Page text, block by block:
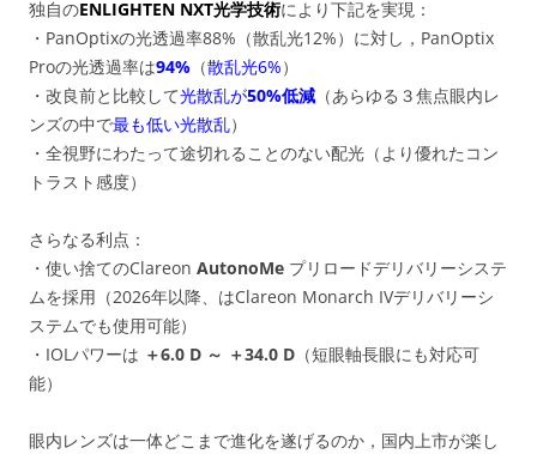
独自のENLIGHTEN NXT光学技術により下記を実現：
・PanOptixの光透過率88%（散乱光12%）に対し，PanOptix
Proの光透過率は94% （散乱光6%）
・改良前と比較して光散乱が50%低減 （あらゆる３焦点眼内レ
ンズの中で最も低い光散乱）
・全視野にわたって途切れることのない配光（より優れたコン
トラスト感度）
さらなる利点：
・使い捨てのClareon AutonoMe プリロードデリバリーシステ
ムを採用（2026年以降、はClareon Monarch IVデリバリーシ
ステムでも使用可能）
・IOLパワーは ＋6.0 D ～ ＋34.0 D （短眼軸長眼にも対応可
能）
眼内レンズは一体どこまで進化を遂げるのか，国内上市が楽し